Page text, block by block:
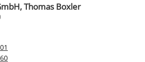
Thomas Boxler